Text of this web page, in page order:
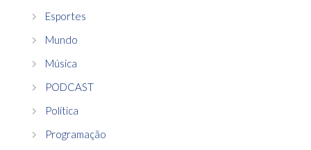
Esportes
Mundo
Música
PODCAST
Política
Programação